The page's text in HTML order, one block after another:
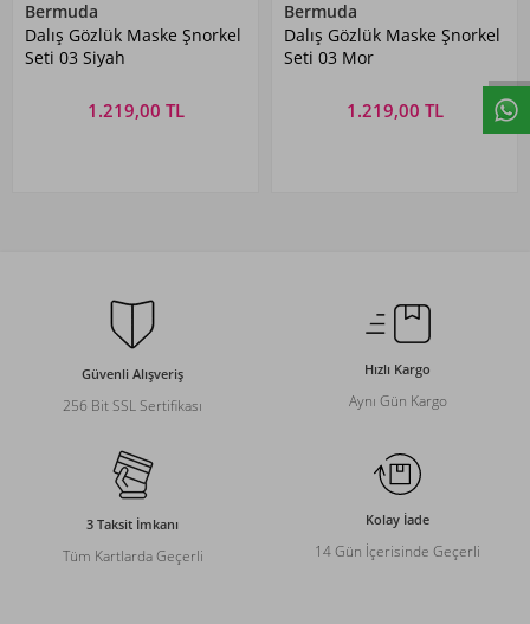
Bermuda
Dalış Gözlük Maske Şnorkel
Seti 03 Siyah
1.219,00 TL
Bermuda
Dalış Gözlük Maske Şnorkel
Seti 03 Mor
1.219,00 TL
Güvenli Alışveriş
256 Bit SSL Sertifikası
Hızlı Kargo
Aynı Gün Kargo
3 Taksit İmkanı
Tüm Kartlarda Geçerli
Kolay İade
14 Gün İçerisinde Geçerli